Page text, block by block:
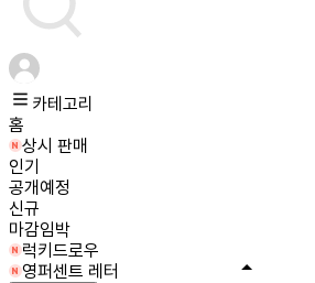
카테고리
홈
상시 판매
인기
공개예정
신규
마감임박
럭키드로우
영퍼센트 레터